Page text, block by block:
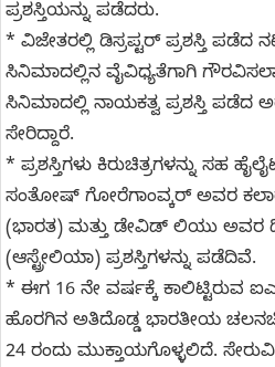
ಪ್ರಶಸ್ತಿಯನ್ನು ಪಡೆದರು.
* ವಿಜೇತರಲ್ಲಿ ಡಿಸ್ರಪ್ಟರ್ ಪ್ರಶಸ್ತಿ ಪಡೆದ
ಸಿನಿಮಾದಲ್ಲಿನ ವೈವಿಧ್ಯತೆಗಾಗಿ
ಸಿನಿಮಾದಲ್ಲಿ ನಾಯಕತ್ವ ಪ್ರಶಸ್ತಿ ಪಡೆದ
ಸೇರಿದ್ದಾರೆ.
* ಪ್ರಶಸ್ತಿಗಳು ಕಿರುಚಿತ್ರಗಳನ್ನು ಸಹ
ಸಂತೋಷ್ ಗೋರೆಗಾಂವ್ಕರ್ ಅವರ ಕಲಾರ್
(ಭಾರತ) ಮತ್ತು ಡೇವಿಡ್ ಲಿಯು ಅವರ
(ಆಸ್ಟ್ರೇಲಿಯಾ) ಪ್ರಶಸ್ತಿಗಳನ್ನು ಪಡೆದಿವೆ.
* ಈಗ 16 ನೇ ವರ್ಷಕ್ಕೆ ಕಾಲಿಟ್ಟಿರುವ
ಹೊರಗಿನ ಅತಿದೊಡ್ಡ ಭಾರತೀಯ
24 ರಂದು ಮುಕ್ತಾಯಗೊಳ್ಳಲಿದೆ.